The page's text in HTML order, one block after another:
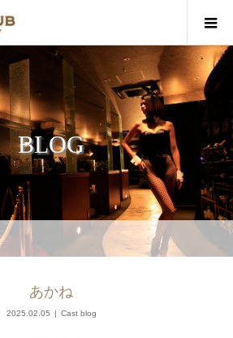
BLOG
あかね
2025.02.05 Cast blog